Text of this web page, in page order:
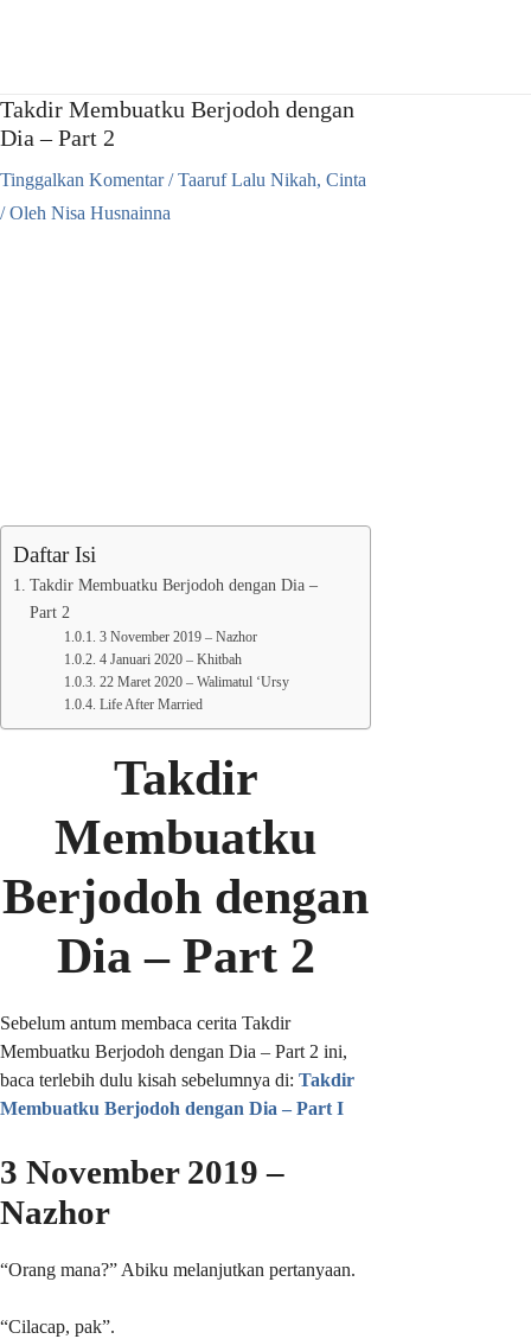
Takdir Membuatku Berjodoh dengan
Dia – Part 2
Tinggalkan Komentar /Taaruf Lalu Nikah, Cinta
/ Oleh Nisa Husnainna
Daftar Isi
Takdir Membuatku Berjodoh dengan Dia –
Part 2
3 November 2019 – Nazhor
4 Januari 2020 – Khitbah
22 Maret 2020 – Walimatul ‘Ursy
Life After Married
Takdir
Membuatku
Berjodoh dengan
Dia – Part 2
Sebelum antum membaca cerita Takdir
Membuatku Berjodoh dengan Dia – Part 2 ini,
baca terlebih dulu kisah sebelumnya di: Takdir
Membuatku Berjodoh dengan Dia – Part I
3 November 2019 –
Nazhor
“Orang mana?” Abiku melanjutkan pertanyaan.
“Cilacap, pak”.